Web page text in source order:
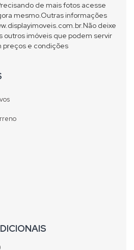
de mais fotos acesse
mesmo.Outras informações
deixe
outros imóveis que podem servir
preços e condições